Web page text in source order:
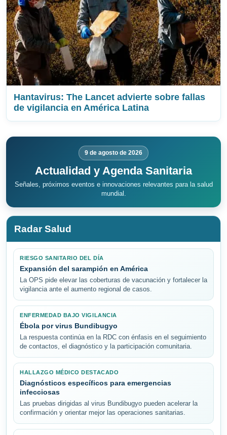
Hantavirus: The Lancet advierte sobre fallas
de vigilancia en América Latina
9 de agosto de 2026
Actualidad y Agenda Sanitaria
Señales, próximos eventos e innovaciones relevantes para la salud
mundial.
Radar Salud
RIESGO SANITARIO DEL DÍA
Expansión del sarampión en América
La OPS pide elevar las coberturas de vacunación y fortalecer la
vigilancia ante el aumento regional de casos.
ENFERMEDAD BAJO VIGILANCIA
Ébola por virus Bundibugyo
La respuesta continúa en la RDC con énfasis en el seguimiento
de contactos, el diagnóstico y la participación comunitaria.
HALLAZGO MÉDICO DESTACADO
Diagnósticos específicos para emergencias
infecciosas
Las pruebas dirigidas al virus Bundibugyo pueden acelerar la
confirmación y orientar mejor las operaciones sanitarias.